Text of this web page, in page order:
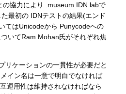
の協力により .museum IDN labで
最初の IDNテストの結果(エンド
てはUnicodeから Punycodeへの
いてRam Mohan氏がそれぞれ焦
リケーションの一貫性が必要だと
イン名は一意で明白でなければ
運用性は維持されなければなら